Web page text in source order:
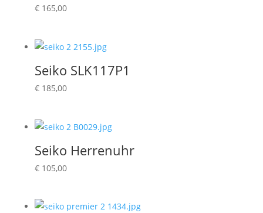
€165,00
Seiko SLK117P1
€185,00
Seiko Herrenuhr
€105,00